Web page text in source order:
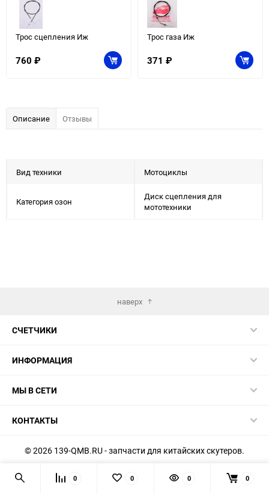
Трос сцепления Иж
760 ₽
Трос газа Иж
371 ₽
Описание Отзывы
Вид техники Мотоциклы
Категория озон
Диск сцепления для
мототехники
наверх
СЧЕТЧИКИ
ИНФОРМАЦИЯ
МЫ В СЕТИ
КОНТАКТЫ
© 2026 139-QMB.RU - запчасти для китайских скутеров.
Мы получаем и обрабатываем персональные данные
посетителей нашего сайта в соответствии с
официальной
0 0 0 0